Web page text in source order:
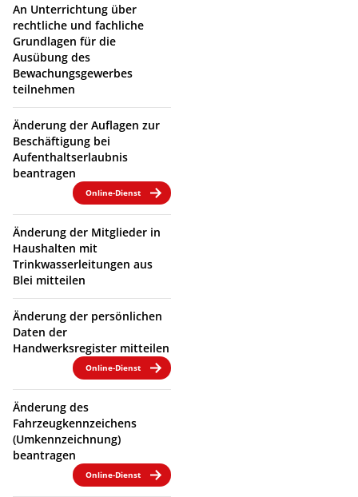
An Unterrichtung über
rechtliche und fachliche
Grundlagen für die
Ausübung des
Bewachungsgewerbes
teilnehmen
Änderung der Auflagen zur
Beschäftigung bei
Aufenthaltserlaubnis
beantragen
Online-Dienst
Änderung der Mitglieder in
Haushalten mit
Trinkwasserleitungen aus
Blei mitteilen
Änderung der persönlichen
Daten der
Handwerksregister mitteilen
Online-Dienst
Änderung des
Fahrzeugkennzeichens
(Umkennzeichnung)
beantragen
Online-Dienst